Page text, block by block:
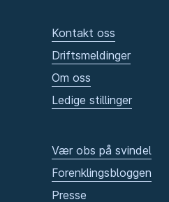
Kontakt oss
Driftsmeldinger
Om oss
Ledige stillinger
Vær obs på svindel
Forenklingsbloggen
Presse